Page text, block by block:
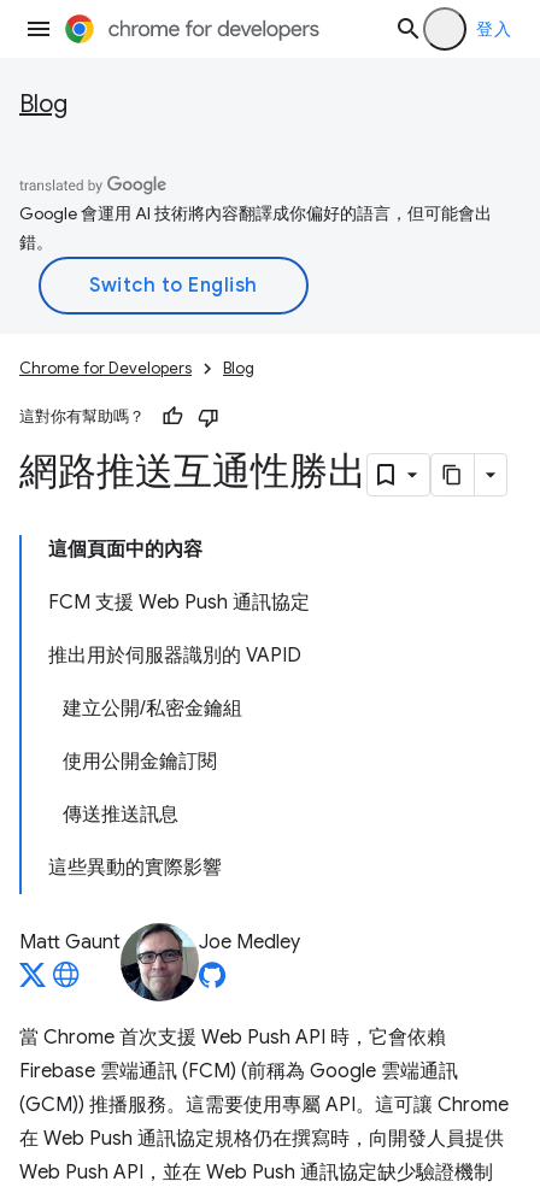
登入
Blog
Google 會運用 AI 技術將內容翻譯成你偏好的語言，但可能會出
錯。
Chrome for Developers Blog
這對你有幫助嗎？
網路推送互通性勝出
這個頁面中的內容
FCM 支援 Web Push 通訊協定
推出用於伺服器識別的 VAPID
建立公開/私密金鑰組
使用公開金鑰訂閱
傳送推送訊息
這些異動的實際影響
Matt Gaunt Joe Medley
當 Chrome 首次支援 Web Push API 時，它會依賴
Firebase 雲端通訊 (FCM) (前稱為 Google 雲端通訊
(GCM)) 推播服務。這需要使用專屬 API。這可讓 Chrome
在 Web Push 通訊協定規格仍在撰寫時，向開發人員提供
Web Push API，並在 Web Push 通訊協定缺少驗證機制